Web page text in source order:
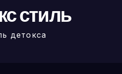
стиль
детокса